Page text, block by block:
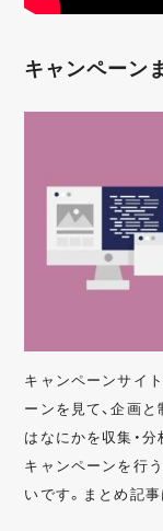
キャンペーン
キャンペーンサイ
ーンを見て、企画
はなにかを収集・
キャンペーンを行
いです。まとめ記事